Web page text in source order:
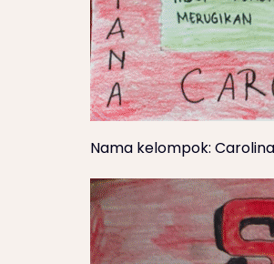
Nama kelompok: